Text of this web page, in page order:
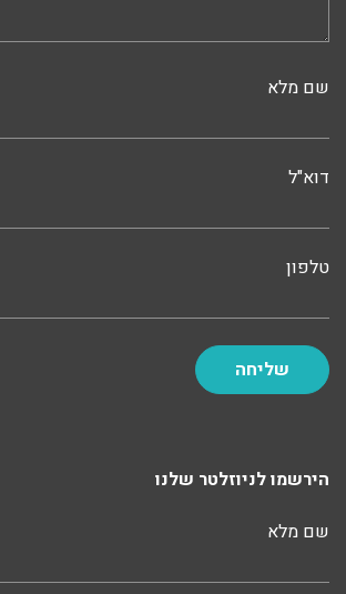
שם מלא
דוא"ל
טלפון
הירשמו לניוזלטר שלנו
שם מלא